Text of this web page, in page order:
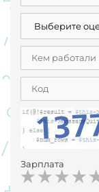
Зарплата